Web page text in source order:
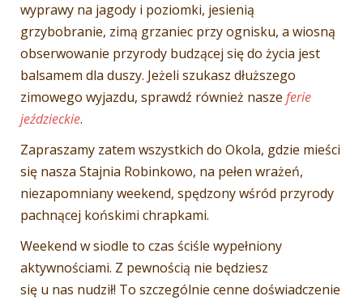
wyprawy na jagody i poziomki, jesienią
grzybobranie, zimą grzaniec przy ognisku, a wiosną
obserwowanie przyrody budzącej się do życia jest
balsamem dla duszy. Jeżeli szukasz dłuższego
zimowego wyjazdu, sprawdź również nasze ferie
jeździeckie.
Zapraszamy zatem wszystkich do Okola, gdzie mieści
się nasza Stajnia Robinkowo, na pełen wrażeń,
niezapomniany weekend, spędzony wśród przyrody
pachnącej końskimi chrapkami.
Weekend w siodle to czas ściśle wypełniony
aktywnościami. Z pewnością nie będziesz
się u nas nudził! To szczególnie cenne doświadczenie